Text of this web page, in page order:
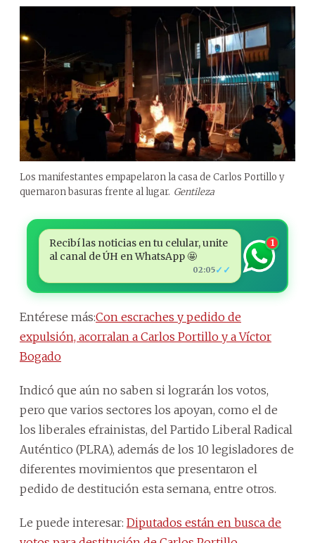
Los manifestantes empapelaron la casa de Carlos Portillo y
quemaron basuras frente al lugar. Gentileza
Recibí las noticias en tu celular, unite
al canal de ÚH en WhatsApp 🤩
02:05✓✓
1
Entérese más:Con escraches y pedido de
expulsión, acorralan a Carlos Portillo y a Víctor
Bogado
Indicó que aún no saben si lograrán los votos,
pero que varios sectores los apoyan, como el de
los liberales efrainistas, del Partido Liberal Radical
Auténtico (PLRA), además de los 10 legisladores de
diferentes movimientos que presentaron el
pedido de destitución esta semana, entre otros.
Le puede interesar: Diputados están en busca de